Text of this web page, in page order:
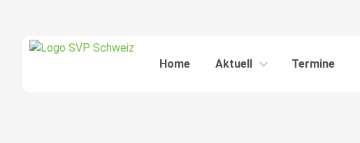
Home Aktuell Termine